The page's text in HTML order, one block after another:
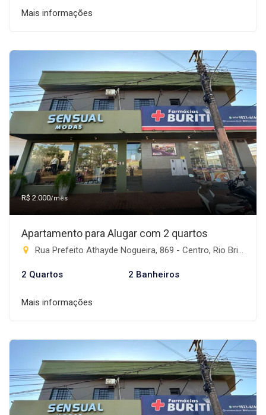
Mais informações
R$ 2.000/mês
Apartamento para Alugar com 2 quartos
Rua Prefeito Athayde Nogueira, 869 - Centro, Rio Brilhante-MS
2 Quartos 2 Banheiros
Mais informações